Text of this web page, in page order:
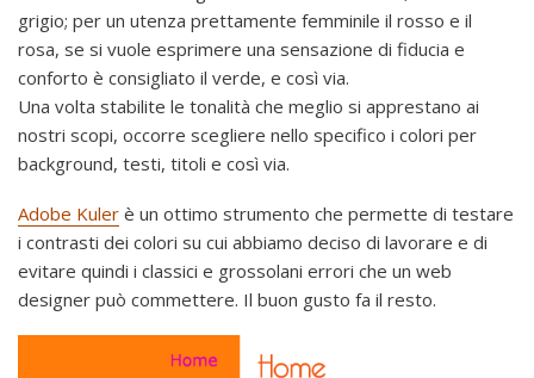
grigio; per un utenza prettamente femminile il rosso e il
rosa, se si vuole esprimere una sensazione di fiducia e
conforto è consigliato il verde, e così via.
Una volta stabilite le tonalità che meglio si apprestano ai
nostri scopi, occorre scegliere nello specifico i colori per
background, testi, titoli e così via.
Adobe Kuler è un ottimo strumento che permette di testare
i contrasti dei colori su cui abbiamo deciso di lavorare e di
evitare quindi i classici e grossolani errori che un web
designer può commettere. Il buon gusto fa il resto.